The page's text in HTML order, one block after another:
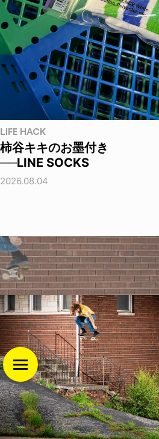
LIFE HACK
柿谷キキのお墨付き
──LINE SOCKS
2026.08.04